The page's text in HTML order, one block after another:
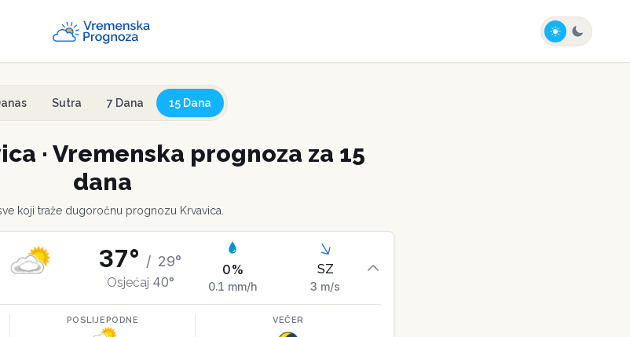
Sutra 7 Dana 15 Dana
· Vremenska prognoza za 15
dana
koji traže dugoročnu prognozu Krvavica
37° / 29°
Osjećaj 40°
0%
0.1 mm/h
SZ
3 m/s
POSLIJEPODNE VEČER